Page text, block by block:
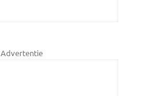
Advertentie